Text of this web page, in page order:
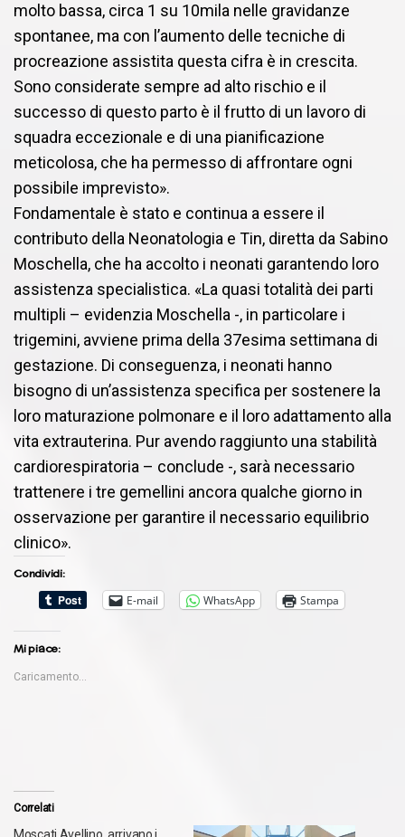
molto bassa, circa 1 su 10mila nelle gravidanze
spontanee, ma con l’aumento delle tecniche di
procreazione assistita questa cifra è in crescita.
Sono considerate sempre ad alto rischio e il
successo di questo parto è il frutto di un lavoro di
squadra eccezionale e di una pianificazione
meticolosa, che ha permesso di affrontare ogni
possibile imprevisto».
Fondamentale è stato e continua a essere il
contributo della Neonatologia e Tin, diretta da Sabino
Moschella, che ha accolto i neonati garantendo loro
assistenza specialistica. «La quasi totalità dei parti
multipli – evidenzia Moschella -, in particolare i
trigemini, avviene prima della 37esima settimana di
gestazione. Di conseguenza, i neonati hanno
bisogno di un’assistenza specifica per sostenere la
loro maturazione polmonare e il loro adattamento alla
vita extrauterina. Pur avendo raggiunto una stabilità
cardiorespiratoria – conclude -, sarà necessario
trattenere i tre gemellini ancora qualche giorno in
osservazione per garantire il necessario equilibrio
clinico».
Condividi:
E-mail
WhatsApp Stampa
Mi piace:
Caricamento...
Correlati